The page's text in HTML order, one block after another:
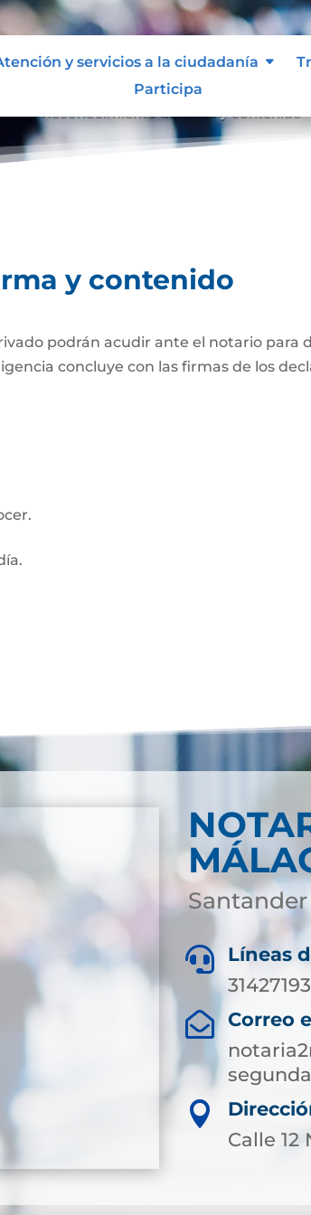
y servicios a la ciudadanía
Participa
y contenido
podrán acudir ante el notario para
concluye con las firmas de los
Santander

Líneas

Correo

Calle 12